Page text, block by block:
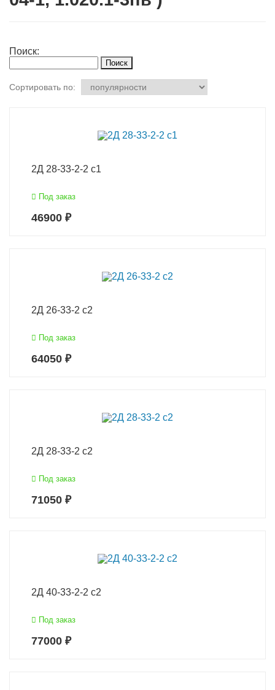
Поиск:
Сортировать по:
2Д 28-33-2-2 с1
Под заказ
46900 ₽
2Д 26-33-2 с2
Под заказ
64050 ₽
2Д 28-33-2 с2
Под заказ
71050 ₽
2Д 40-33-2-2 с2
Под заказ
77000 ₽